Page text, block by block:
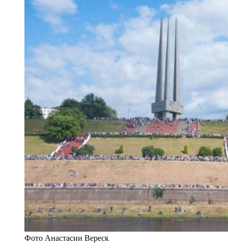
Фото Анастасии Вереск